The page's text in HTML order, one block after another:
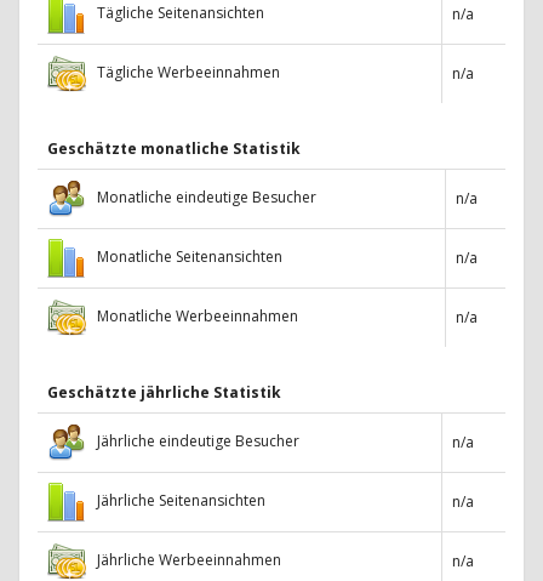
Tägliche Seitenansichten n/a
Tägliche Werbeeinnahmen n/a
Geschätzte monatliche Statistik
Monatliche eindeutige Besucher n/a
Monatliche Seitenansichten n/a
Monatliche Werbeeinnahmen n/a
Geschätzte jährliche Statistik
Jährliche eindeutige Besucher n/a
Jährliche Seitenansichten n/a
Jährliche Werbeeinnahmen n/a